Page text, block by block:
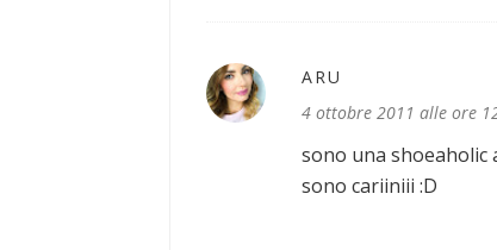
ARU
4 ottobre 2011 alle ore
sono una shoeaholic
sono cariiniii :D